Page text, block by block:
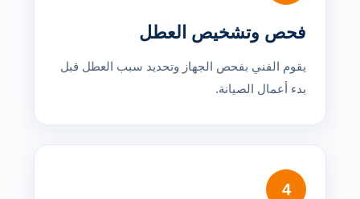
فحص وتشخيص العطل
يقوم الفني بفحص الجهاز وتحديد سبب العطل قبل
بدء أعمال الصيانة.
4